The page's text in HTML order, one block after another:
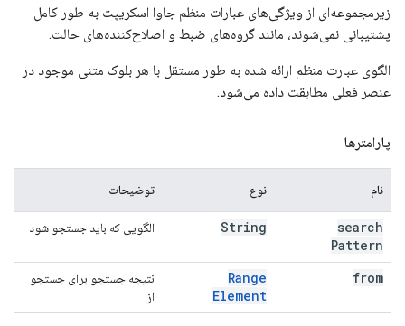
زیرمجموعه‌ای از ویژگی‌های عبارات منظم جاوا اسکریپت به طور کامل
پشتیبانی نمی‌شوند، مانند گروه‌های ضبط و اصلاح‌کننده‌های حالت.
الگوی عبارت منظم ارائه شده به طور مستقل با هر بلوک متنی موجود در
عنصر فعلی مطابقت داده می‌شود.
پارامترها
نام نوع توضیحات
search
Pattern
String الگویی که باید جستجو شود
from
Range
Element
نتیجه جستجو برای جستجو
از